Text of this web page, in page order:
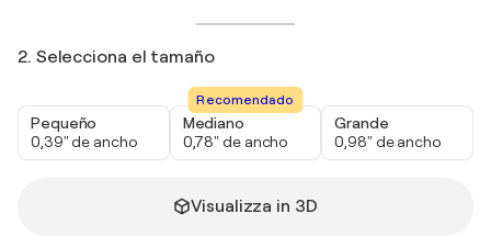
2. Selecciona el tamaño
Pequeño
0,39" de ancho
Recomendado
Mediano
0,78" de ancho
Grande
0,98" de ancho
Visualizza in 3D